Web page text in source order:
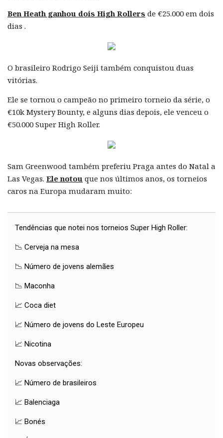
Ben Heath ganhou dois High Rollers de €25.000 em dois
dias .
O brasileiro Rodrigo Seiji também conquistou duas
vitórias.
Ele se tornou o campeão no primeiro torneio da série, o
€10k Mystery Bounty, e alguns dias depois, ele venceu o
€50.000 Super High Roller.
Sam Greenwood também preferiu Praga antes do Natal a
Las Vegas. Ele notou que nos últimos anos, os torneios
caros na Europa mudaram muito:
Tendências que notei nos torneios Super High Roller:
📉 Cerveja na mesa
📉 Número de jovens alemães
📉 Maconha
📈 Coca diet
📈 Número de jovens do Leste Europeu
📈 Nicotina
Novas observações:
📈 Número de brasileiros
📈 Balenciaga
📈 Bonés